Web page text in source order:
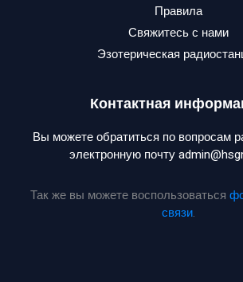
Правила
Свяжитесь с нами
Эзотерическая
Контактная
Вы можете обратиться по вопросам
электронную почту
Так же вы можете воспользоваться
связи.